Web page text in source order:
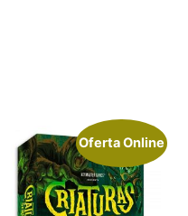
Oferta Online